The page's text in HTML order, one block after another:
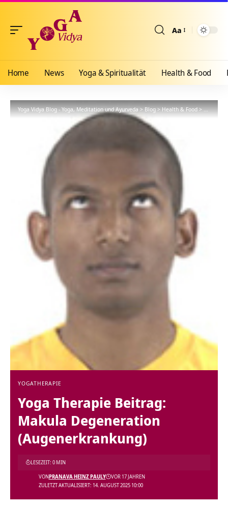
Aa
Home News Yoga & Spiritualität Health & Food
Yoga Vidya Blog - Yoga, Meditation und Ayurveda>Blog>Health & Food>
YOGATHERAPIE
Yoga Therapie Beitrag:
Makula Degeneration
(Augenerkrankung)
ZULETZT AKTUALISIERT: 14. AUGUST 2025 10:00
VONPRANAVA HEINZ PAULY VOR 17 JAHREN
LESEZEIT: 0 MIN